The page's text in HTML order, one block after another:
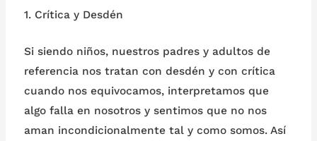
1. Crítica y Desdén
Si siendo niños, nuestros padres y adultos de
referencia nos tratan con desdén y con crítica
cuando nos equivocamos, interpretamos que
algo falla en nosotros y sentimos que no nos
aman incondicionalmente tal y como somos. Así